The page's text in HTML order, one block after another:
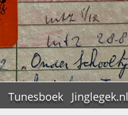
Tunesboek Jinglegek.nl